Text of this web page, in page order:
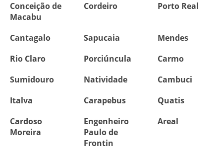
Conceição de
Macabu
Cordeiro Porto Real
Cantagalo Sapucaia
Mendes
Rio Claro
Porciúncula
Carmo
Sumidouro
Natividade
Cambuci
Italva
Carapebus
Quatis
Cardoso
Moreira
Engenheiro
Paulo de
Frontin
Areal